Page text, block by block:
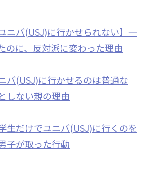
ニバ(USJ)に行かせられない】一
のに、反対派に変わった理由
バ(USJ)に行かせるのは普通な
しない親の理由
生だけでユニバ(USJ)に行くのを
子が取った行動